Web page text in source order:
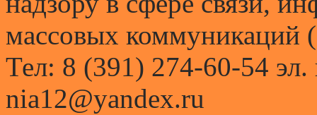
массовых коммуникаций
Тел: 8 (391) 274-60-54 эл.
nia12@yandex.ru